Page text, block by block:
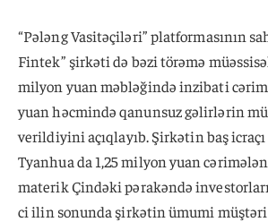
“Pələng Vasitəçiləri” platformasının
Fintek” şirkəti də bəzi törəmə
milyon yuan məbləğində inzibati
yuan həcmində qanunsuz gəlirlərin
verildiyini açıqlayıb. Şirkətin baş
Tyanhua da 1,25 milyon yuan
materik Çindəki pərakəndə
ci ilin sonunda şirkətin ümumi